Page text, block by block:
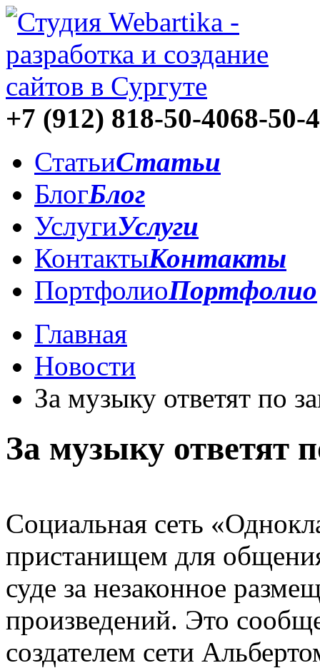
+7 (912) 818-50-4068-50-
СтатьиСтатьи
БлогБлог
УслугиУслуги
КонтактыКонтакты
ПортфолиоПортфолио
Главная
Новости
За музыку ответят по
За музыку ответят
Социальная сеть
пристанищем для
суде за незаконное
произведений. Это
создателем сети